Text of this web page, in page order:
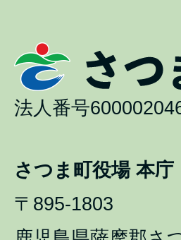
法人番号
さつま町役場 本庁
〒895-1803